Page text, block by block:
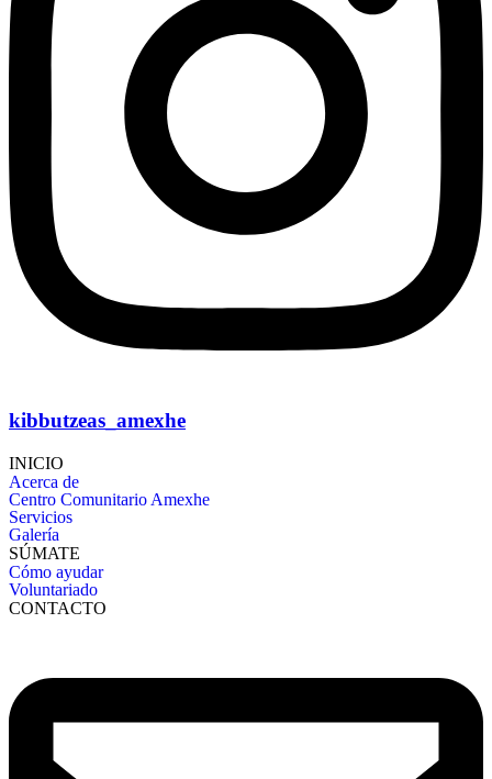
kibbutzeas_amexhe
INICIO
Acerca de
Centro Comunitario Amexhe
Servicios
Galería
SÚMATE
Cómo ayudar
Voluntariado
CONTACTO